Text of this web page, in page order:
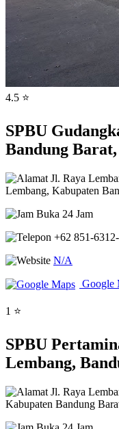
4.5 ⭐
SPBU
Bandung
Jl. Raya
Lembang, Kabupaten
Buka 24 Jam
+62 851-
N/A
Google
1 ⭐
SPBU
Lembang,
Jl. Raya
Kabupaten Bandung